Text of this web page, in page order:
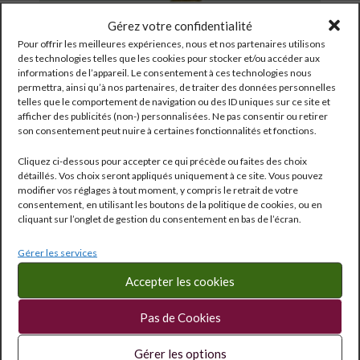
Gérez votre confidentialité
Pour offrir les meilleures expériences, nous et nos partenaires utilisons
des technologies telles que les cookies pour stocker et/ou accéder aux
informations de l’appareil. Le consentement à ces technologies nous
permettra, ainsi qu’à nos partenaires, de traiter des données personnelles
telles que le comportement de navigation ou des ID uniques sur ce site et
afficher des publicités (non-) personnalisées. Ne pas consentir ou retirer
son consentement peut nuire à certaines fonctionnalités et fonctions.
Cliquez ci-dessous pour accepter ce qui précède ou faites des choix
détaillés. Vos choix seront appliqués uniquement à ce site. Vous pouvez
modifier vos réglages à tout moment, y compris le retrait de votre
consentement, en utilisant les boutons de la politique de cookies, ou en
cliquant sur l’onglet de gestion du consentement en bas de l’écran.
Gérer les services
Accepter les cookies
Pas de Cookies
Gérer les options